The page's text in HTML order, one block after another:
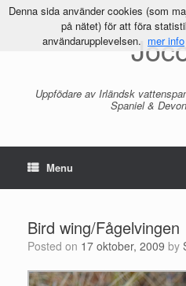
Uppfödare av Irländsk
Spaniel &
Menu
Bird wing/Fågelvingen
Posted on 17 oktober, 2009 by
Denna sida använder cookies (som
på nätet) för att föra
användarupplevelsen. mer info